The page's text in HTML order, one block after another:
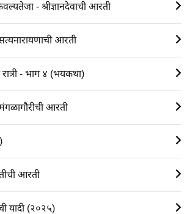
- श्रीज्ञानदेवाची आरती
आरती
- भाग ४ (भयकथा)
आरती
आरती
यादी (२०२५)